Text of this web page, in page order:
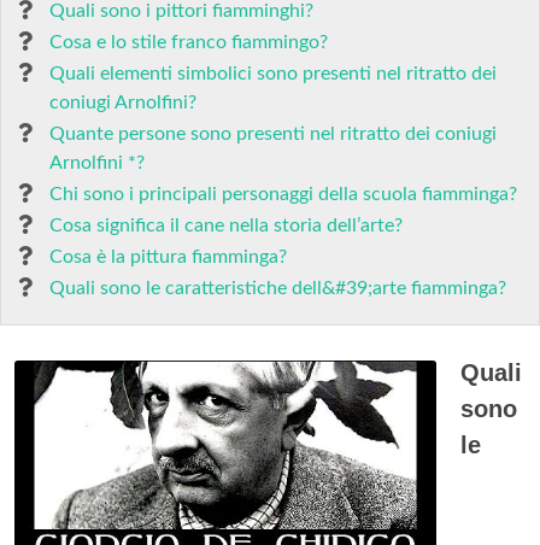
Quali sono i pittori fiamminghi?
Cosa e lo stile franco fiammingo?
Quali elementi simbolici sono presenti nel ritratto dei
coniugi Arnolfini?
Quante persone sono presenti nel ritratto dei coniugi
Arnolfini *?
Chi sono i principali personaggi della scuola fiamminga?
Cosa significa il cane nella storia dell’arte?
Cosa è la pittura fiamminga?
Quali sono le caratteristiche dell&#39;arte fiamminga?
Quali
sono
le